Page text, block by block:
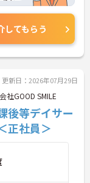
！
に
さ
してもらう
更新日：2026年07月29日
社GOOD SMILE
後等デイサー
正社員＞